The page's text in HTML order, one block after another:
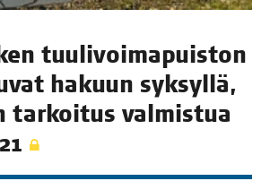
tuu­li­voi­ma­puis­ton
hakuun syk­syl­lä,
tar­koi­tus val­mis­tua